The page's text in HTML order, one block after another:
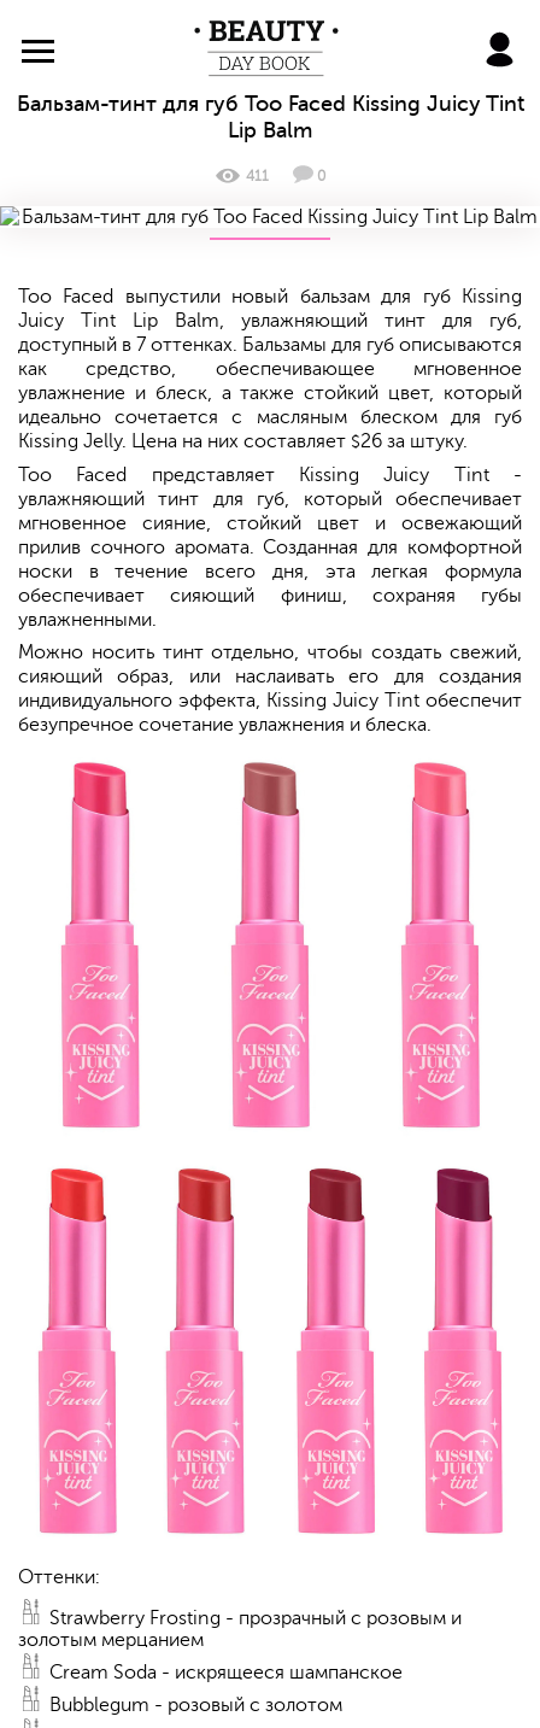
BeautyDayBook
Бальзам-тинт для губ Too Faced Kissing Juicy Tint
Lip Balm
411 0
Too Faced выпустили новый бальзам для губ Kissing
Juicy Tint Lip Balm, увлажняющий тинт для губ,
доступный в 7 оттенках. Бальзамы для губ описываются
как средство, обеспечивающее мгновенное
увлажнение и блеск, а также стойкий цвет, который
идеально сочетается с масляным блеском для губ
Kissing Jelly. Цена на них составляет $26 за штуку.
Too Faced представляет Kissing Juicy Tint -
увлажняющий тинт для губ, который обеспечивает
мгновенное сияние, стойкий цвет и освежающий
прилив сочного аромата. Созданная для комфортной
носки в течение всего дня, эта легкая формула
обеспечивает сияющий финиш, сохраняя губы
увлажненными.
Можно носить тинт отдельно, чтобы создать свежий,
сияющий образ, или наслаивать его для создания
индивидуального эффекта, Kissing Juicy Tint обеспечит
безупречное сочетание увлажнения и блеска.
Оттенки:
Strawberry Frosting - прозрачный с розовым и
золотым мерцанием
Cream Soda - искрящееся шампанское
Bubblegum - розовый с золотом